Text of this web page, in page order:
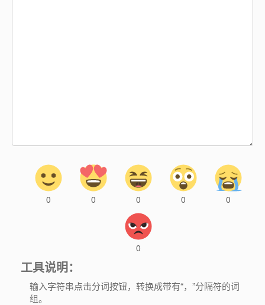
0 0 0 0 0
0
工具说明：
输入字符串点击分词按钮，转换成带有“，”分隔符的词
组。